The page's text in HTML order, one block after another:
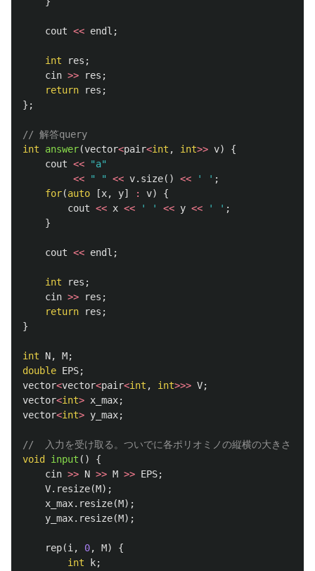
cout << endl ;
int res ;
cin >> res ;
return
res ;
};
// 解答query
int
answer(vector<pair<int , int>> v)
{
cout <<
"a"
<<
" " << v. size() << ' ' ;
for(auto [x, y] : v)
{
cout << x << ' ' << y << ' ' ;
}
cout << endl ;
int res ;
cin >> res ;
return
res ;
}
int N, M;
double EPS;
vector<vector<pair<int , int>>> V;
vector<int> x_max;
vector<int> y_max;
//  入力を受け取る。ついでに各ポリオミノの縦横の大きさも
void
input ()
{
cin >> N >> M >> EPS;
V. resize(M);
x_max. resize(M);
y_max. resize(M);
rep(i , 0, M)
{
int
k;